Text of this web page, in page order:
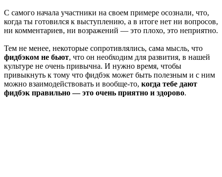
С самого начала участники на своем примере осознали, что,
когда ты готовился к выступлению, а в итоге нет ни вопросов,
ни комментариев, ни возражений — это плохо, это неприятно.
Тем не менее, некоторые сопротивлялись, сама мысль, что
фидбэком не бьют, что он необходим для развития, в нашей
культуре не очень привычна. И нужно время, чтобы
привыкнуть к тому что фидбэк может быть полезным и с ним
можно взаимодействовать и вообще-то, когда тебе дают
фидбэк правильно — это очень приятно и здорово.